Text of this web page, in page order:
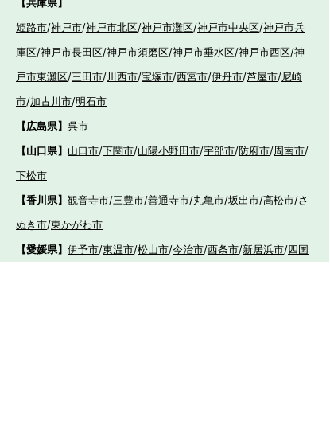
【兵庫県】
姫路市/神戸市/神戸市北区/神戸市灘区/神戸市中央区/神戸市兵
庫区/神戸市長田区/神戸市須磨区/神戸市垂水区/神戸市西区/神
戸市東灘区/三田市/川西市/宝塚市/西宮市/伊丹市/芦屋市/尼崎
市/加古川市/明石市
【広島県】 呉市
【山口県】 山口市/下関市/山陽小野田市/宇部市/防府市/周南市/
下松市
【香川県】 観音寺市/三豊市/善通寺市/丸亀市/坂出市/高松市/さ
ぬき市/東かがわ市
【愛媛県】 伊予市/東温市/松山市/今治市/西条市/新居浜市/四国